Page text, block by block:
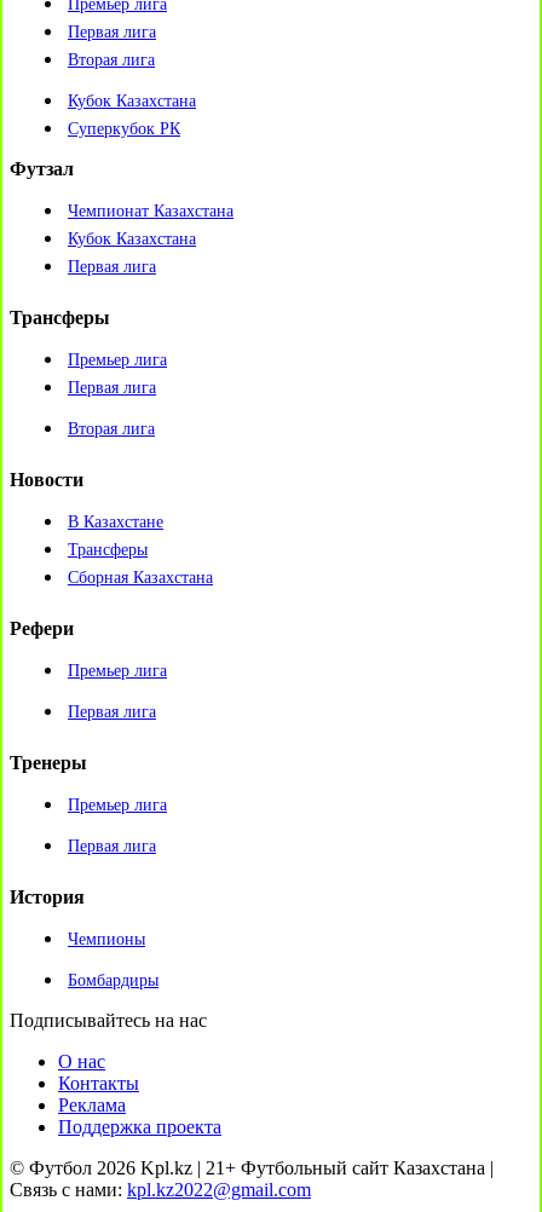
Премьер лига
Первая лига
Вторая лига
Кубок Казахстана
Суперкубок РК
Футзал
Чемпионат Казахстана
Кубок Казахстана
Первая лига
Трансферы
Премьер лига
Первая лига
Вторая лига
Новости
В Казахстане
Трансферы
Сборная Казахстана
Рефери
Премьер лига
Первая лига
Тренеры
Премьер лига
Первая лига
История
Чемпионы
Бомбардиры
Подписывайтесь на нас
О нас
Контакты
Реклама
Поддержка проекта
© Футбол 2026 Kpl.kz | 21+ Футбольный сайт Казахстана |
Связь с нами: kpl.kz2022@gmail.com